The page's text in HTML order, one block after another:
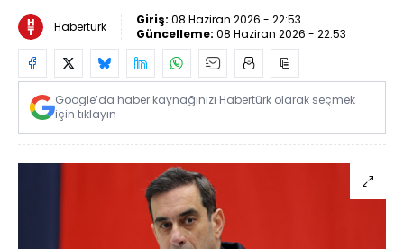
Habertürk Giriş: 08 Haziran 2026 - 22:53
Güncelleme: 08 Haziran 2026 - 22:53
Google’da haber kaynağınızı Habertürk olarak seçmek
için tıklayın